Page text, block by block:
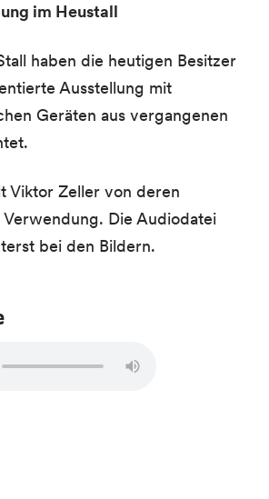
im Heustall
haben die heutigen Besitzer
Ausstellung mit
Geräten aus vergangenen
Viktor Zeller von deren
Die Audiodatei
bei den Bildern.